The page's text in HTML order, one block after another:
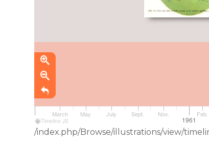
Timeline JS
1960 1961
March May July Sept. Nov. Feb.
/index.php/Browse/illustrations/view/